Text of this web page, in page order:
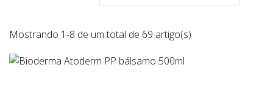
Mostrando 1-8 de um total de 69 artigo(s)